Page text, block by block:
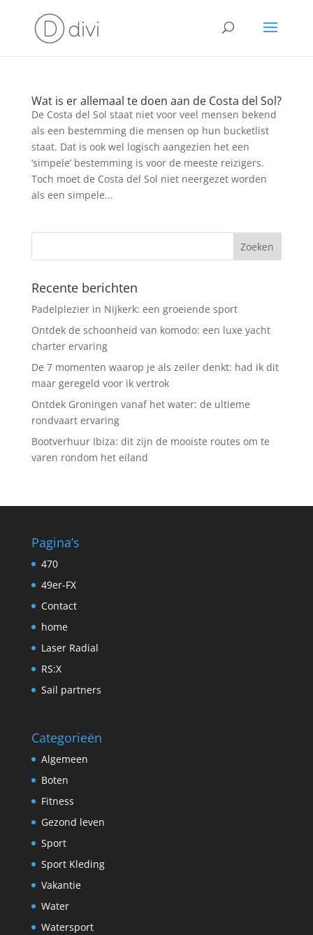
Wat is er allemaal te doen aan de Costa del Sol?
De Costa del Sol staat niet voor veel mensen bekend
als een bestemming die mensen op hun bucketlist
staat. Dat is ook wel logisch aangezien het een
‘simpele’ bestemming is voor de meeste reizigers.
Toch moet de Costa del Sol niet neergezet worden
als een simpele...
Recente berichten
Padelplezier in Nijkerk: een groeiende sport
Ontdek de schoonheid van komodo: een luxe yacht
charter ervaring
De 7 momenten waarop je als zeiler denkt: had ik dit
maar geregeld voor ik vertrok
Ontdek Groningen vanaf het water: de ultieme
rondvaart ervaring
Bootverhuur Ibiza: dit zijn de mooiste routes om te
varen rondom het eiland
Pagina’s
470
49er-FX
Contact
home
Laser Radial
RS:X
Sail partners
Categorieën
Algemeen
Boten
Fitness
Gezond leven
Sport
Sport Kleding
Vakantie
Water
Watersport